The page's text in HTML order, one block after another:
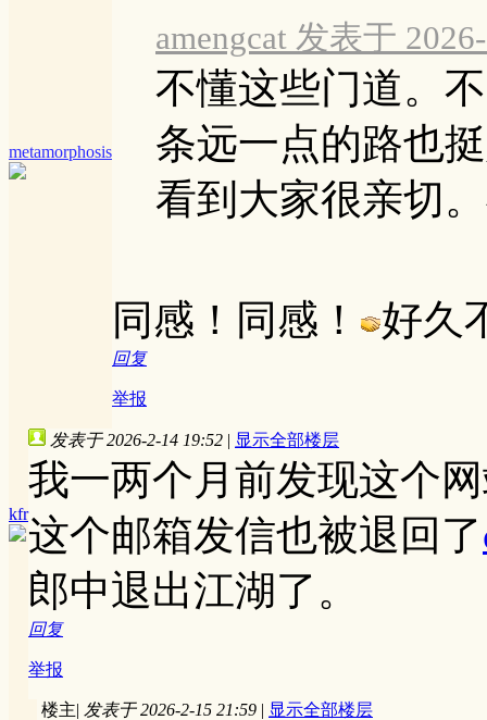
metamorphosis
amengcat 发表于
不懂这些门道。
条远一点的路也
看到大家很亲切
同感！同感！ 好久
回复
举报
kfr
发表于 2026-2-14 19:52 | 显示全部楼层
我一两个月前发现这个
这个邮箱发信也被退回了
郎中退出江湖了。
回复
举报
楼主| 发表于 2026-2-15 21:59 | 显示全部楼层